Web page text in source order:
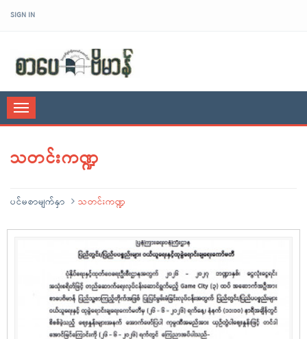
SIGN IN
Toggle
navigation
သတင်းကဏ္ဍ
ပင်မစာမျက်နှာ သတင်းကဏ္ဍ